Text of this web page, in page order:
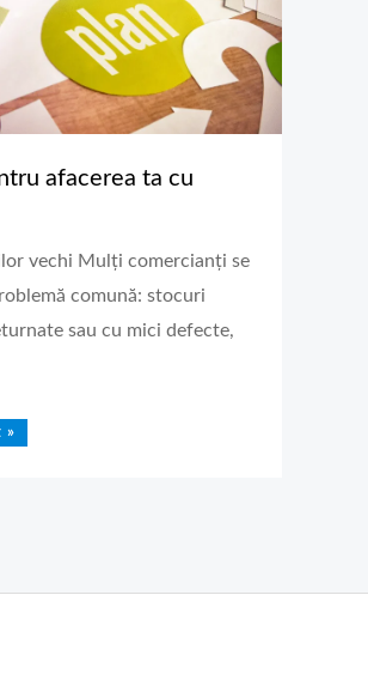
afacerea ta cu
vechi Mulți comercianți se
comună: stocuri
sau cu mici defecte,
»